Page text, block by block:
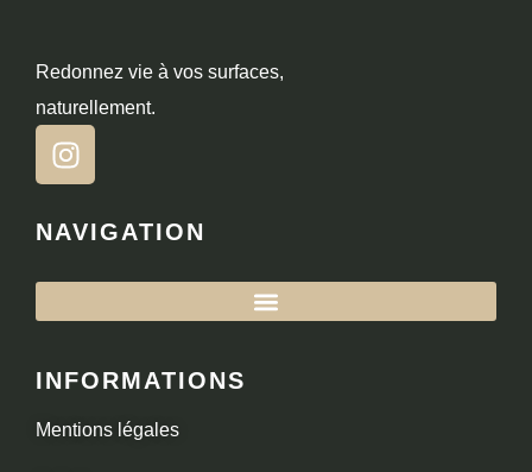
Redonnez vie à vos surfaces,
naturellement.
NAVIGATION
INFORMATIONS
Mentions légales